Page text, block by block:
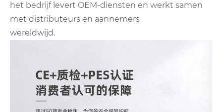
het bedrijf levert OEM-diensten en werkt samen
met distributeurs en aannemers
wereldwijd.